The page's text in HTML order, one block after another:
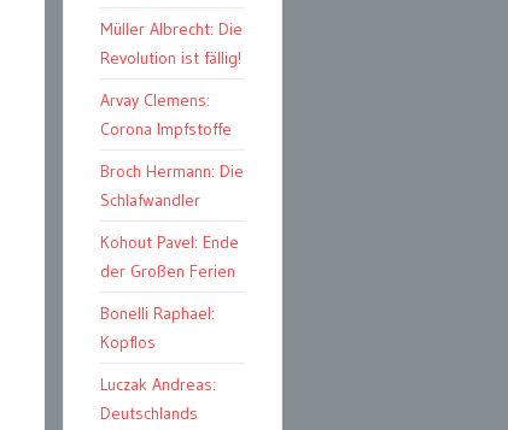
Müller Albrecht: Die
Revolution ist fällig!
Arvay Clemens:
Corona Impfstoffe
Broch Hermann: Die
Schlafwandler
Kohout Pavel: Ende
der Großen Ferien
Bonelli Raphael:
Kopflos
Luczak Andreas:
Deutschlands